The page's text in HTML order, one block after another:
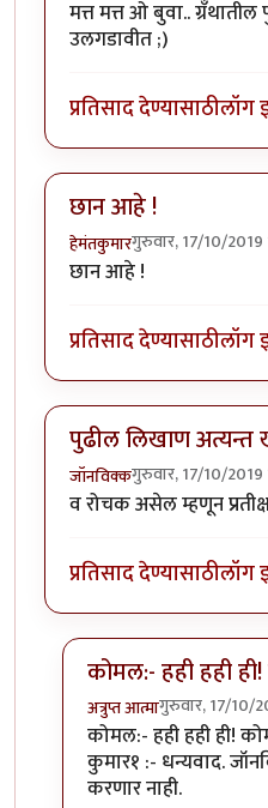
मत्त मत्त ओ बुवा..
उलगडावीत ;)
प्रतिसाद देण्यासाठीलॉग
छान आहे !
हेमंतकुमारगुरुवार, 17/10/2019
छान आहे !
प्रतिसाद देण्यासाठीलॉग
पुढील लिखाण
जॉनविक्कगुरुवार, 17/10/2019
व रोचक असेल म्हणून
प्रतिसाद देण्यासाठीलॉग
कोमल:- हही हही
अत्रुप्त आत्मागुरुवार, 17/10/
In reply toपुढील
कोमल:- हही हही ही!
कुमार१ :- धन्यवाद.
करणार नाही.